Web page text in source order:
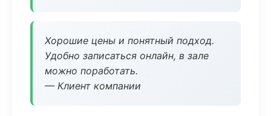
Хорошие цены и понятный подход.
Удобно записаться онлайн, в зале
можно поработать.
— Клиент компании